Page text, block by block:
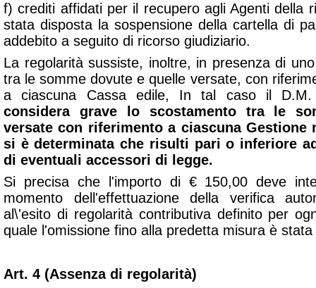
f) crediti affidati per il recupero agli Agenti della
stata disposta la sospensione della cartella di
addebito a seguito di ricorso giudiziario.
La regolarità sussiste, inoltre, in presenza di
tra le somme dovute e quelle versate, con
a ciascuna Cassa edile, In tal caso il
considera grave lo scostamento tra le
versate con riferimento a ciascuna Gestione
si è determinata che risulti pari o inferiore
di eventuali accessori di legge.
Si precisa che l'importo di € 150,00 deve
momento dell'effettuazione della verifica
al\'esito di regolarità contributiva definito per
quale l'omissione fino alla predetta misura è
Art. 4 (Assenza di regolarità)